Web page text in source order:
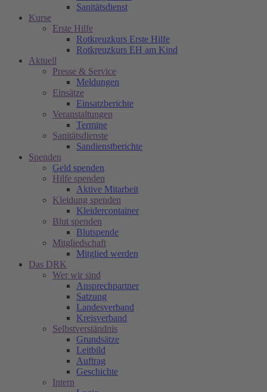
Sanitätsdienst
Kurse
Erste Hilfe
Rotkreuzkurs Erste Hilfe
Rotkreuzkurs EH am Kind
Aktuell
Presse & Service
Meldungen
Einsätze
Einsatzberichte
Veranstaltungen
Termine
Sanitätsdienste
Sandienstberichte
Spenden
Geld spenden
Hilfe spenden
Aktive Mitarbeit
Kleidung spenden
Kleidercontainer
Blut spenden
Blutspende
Mitgliedschaft
Mitglied werden
Das DRK
Wer wir sind
Ansprechpartner
Satzung
Landesverband
Kreisverband
Selbstverständnis
Grundsätze
Leitbild
Auftrag
Geschichte
Intern